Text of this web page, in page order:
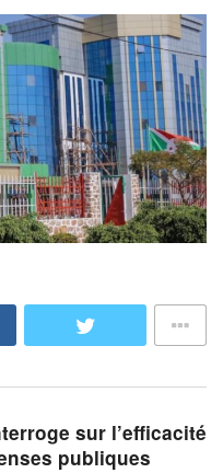
sur l’efficacité
publiques